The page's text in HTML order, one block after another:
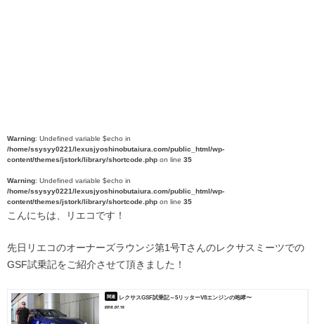
Warning: Undefined variable $echo in
/home/ssysyy0221/lexusjyoshinobutaiura.com/public_html/wp-
content/themes/jstork/library/shortcode.php on line35
Warning: Undefined variable $echo in
/home/ssysyy0221/lexusjyoshinobutaiura.com/public_html/wp-
content/themes/jstork/library/shortcode.php on line35
こんにちは、リエコです！
先日リエコのオーナーズラウンジ第1号Tさんのレクサスミーツでの
GSF試乗記をご紹介させて頂きました！
レクサスGSF試乗記～5リッターV8エンジンの咆哮〜
2018.07.18